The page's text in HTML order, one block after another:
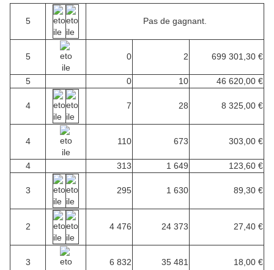
5 Pas de gagnant.
5 0 2 699 301,30 €
5 0 10 46 620,00 €
4 7 28 8 325,00 €
4 110 673 303,00 €
4 313 1 649 123,60 €
3 295 1 630 89,30 €
2 4 476 24 373 27,40 €
3 6 832 35 481 18,00 €